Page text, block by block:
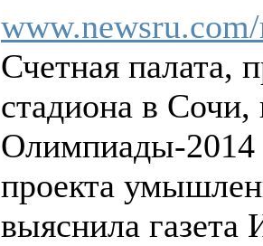
Счетная палата,
стадиона в
Олимпиады-2014
проекта
выяснила газета